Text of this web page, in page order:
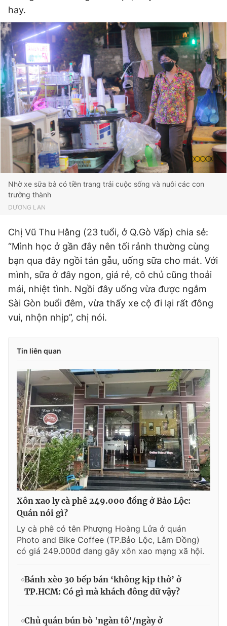
hay.
Nhờ xe sữa bà có tiền trang trải cuộc sống và nuôi các con
trưởng thành
DƯƠNG LAN
Chị Vũ Thu Hằng (23 tuổi, ở Q.Gò Vấp) chia sẻ:
“Mình học ở gần đây nên tối rảnh thường cùng
bạn qua đây ngồi tán gẫu, uống sữa cho mát. Với
mình, sữa ở đây ngon, giá rẻ, cô chủ cũng thoải
mái, nhiệt tình. Ngồi đây uống vừa được ngắm
Sài Gòn buổi đêm, vừa thấy xe cộ đi lại rất đông
vui, nhộn nhịp”, chị nói.
Tin liên quan
Xôn xao ly cà phê 249.000 đồng ở Bảo Lộc:
Quán nói gì?
Ly cà phê có tên Phượng Hoàng Lửa ở quán
Photo and Bike Coffee (TP.Bảo Lộc, Lâm Đồng)
có giá 249.000đ đang gây xôn xao mạng xã hội.
Bánh xèo 30 bếp bán ‘không kịp thở’ ở
TP.HCM: Có gì mà khách đông dữ vậy?
Chủ quán bún bò 'ngàn tô'/ngày ở